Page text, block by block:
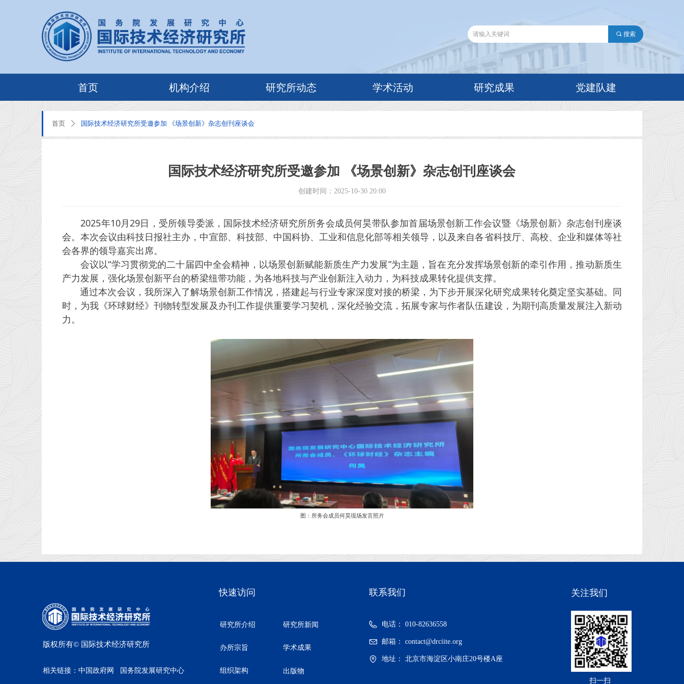
首页 机构介绍 研究所动态 学术活动 研究成果 党建队建
끠 搜索
首页 ꄲ 国际技术经济研究所受邀参加 《场景创新》杂志创刊座谈会
国际技术经济研究所受邀参加 《场景创新》杂志创刊座谈会
2025年10月29日，受所领导委派，国际技术经济研究所所务会成员何昊带队参加首届场景创新工作会议暨《场景创新》杂志创刊座谈
会。本次会议由科技日报社主办，中宣部、科技部、中国科协、工业和信息化部等相关领导，以及来自各省科技厅、高校、企业和媒体等社
会各界的领导嘉宾出席。
会议以“学习贯彻党的二十届四中全会精神，以场景创新赋能新质生产力发展”为主题，旨在充分发挥场景创新的牵引作用，推动新质生
产力发展，强化场景创新平台的桥梁纽带功能，为各地科技与产业创新注入动力，为科技成果转化提供支撑。
通过本次会议，我所深入了解场景创新工作情况，搭建起与行业专家深度对接的桥梁，为下步开展深化研究成果转化奠定坚实基础。同
时，为我《环球财经》刊物转型发展及办刊工作提供重要学习契机，深化经验交流，拓展专家与作者队伍建设，为期刊高质量发展注入新动
力。
图：所务会成员何昊现场发言照片
创建时间： 2025-10-30 20:00
版权所有© 国际技术经济研究所
相关链接： 中国政府网 国务院发展研究中心
快速访问
研究所介绍
办所宗旨
组织架构
研究所新闻
学术成果
出版物
联系我们
电话： 010-82636558
邮箱： contact@drciite.org
地址： 北京市海淀区小南庄20号楼A座
扫一扫
关注我们